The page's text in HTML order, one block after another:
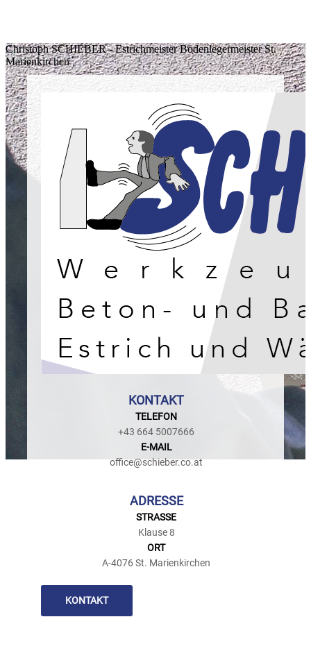
Christoph SCHIEBER - Estrichmeister Bodenlegermeister St.
Marienkirchen
KONTAKT
TELEFON
+43 664 5007666
E-MAIL
office@schieber.co.at
ADRESSE
STRASSE
Klause 8
ORT
A-4076 St. Marienkirchen
KONTAKT